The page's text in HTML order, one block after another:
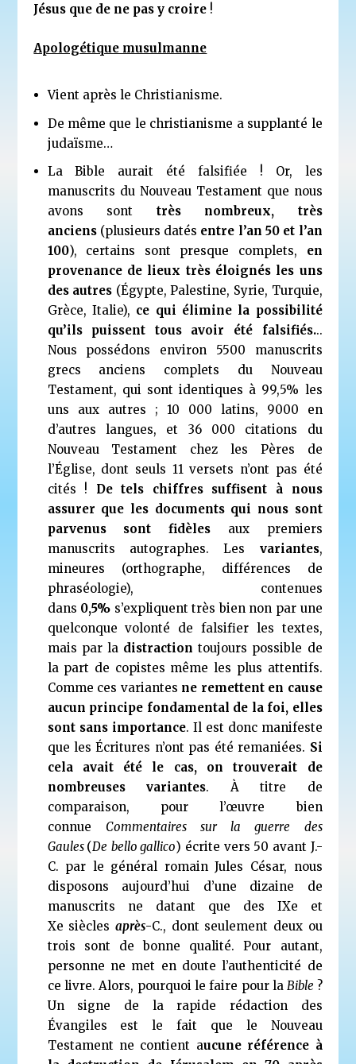
Jésus que de ne pas y croire !
Apologétique musulmanne
Vient après le Christianisme.
De même que le christianisme a supplanté le
judaïsme…
La Bible aurait été falsifiée ! Or, les
manuscrits du Nouveau Testament que nous
avons sont très nombreux, très
anciens (plusieurs datés entre l’an 50 et l’an
100), certains sont presque complets, en
provenance de lieux très éloignés les uns
des autres (Égypte, Palestine, Syrie, Turquie,
Grèce, Italie), ce qui élimine la possibilité
qu’ils puissent tous avoir été falsifiés...
Nous possédons environ 5500 manuscrits
grecs anciens complets du Nouveau
Testament, qui sont identiques à 99,5% les
uns aux autres ; 10 000 latins, 9000 en
d’autres langues, et 36 000 citations du
Nouveau Testament chez les Pères de
l’Église, dont seuls 11 versets n’ont pas été
cités ! De tels chiffres suffisent à nous
assurer que les documents qui nous sont
parvenus sont fidèles aux premiers
manuscrits autographes. Les variantes,
mineures (orthographe, différences de
phraséologie), contenues
dans 0,5% s’expliquent très bien non par une
quelconque volonté de falsifier les textes,
mais par la distractiontoujours possible de
la part de copistes même les plus attentifs.
Comme ces variantes ne remettent en cause
aucun principe fondamental de la foi, elles
sont sans importance. Il est donc manifeste
que les Écritures n’ont pas été remaniées. Si
cela avait été le cas, on trouverait de
nombreuses variantes. À titre de
comparaison, pour l’œuvre bien
connue Commentaires sur la guerre des
Gaules (De bello gallico) écrite vers 50 avant J.-
C. par le général romain Jules César, nous
disposons aujourd’hui d’une dizaine de
manuscrits ne datant que des IXe et
Xe siècles après-C., dont seulement deux ou
trois sont de bonne qualité. Pour autant,
personne ne met en doute l’authenticité de
ce livre. Alors, pourquoi le faire pour laBible ?
Un signe de la rapide rédaction des
Évangiles est le fait que le Nouveau
Testament ne contient aucune référence à